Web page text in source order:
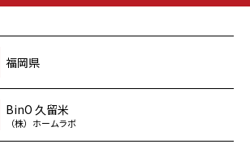
福岡県
BinO 久留米
（株）ホームラボ